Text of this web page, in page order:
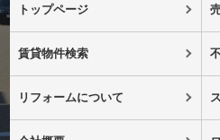
トップページ
賃貸物件検索
リフォームについて